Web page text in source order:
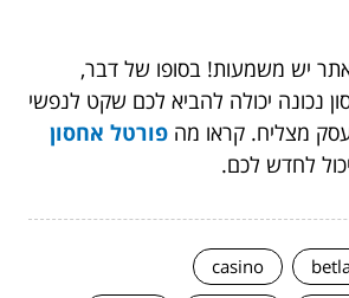
יש משמעות! בסופו של דבר,
נכונה יכולה להביא לכם שקט לנפשי
מצליח. קראו מה פורטל אחסון
יכול לחדש לכם.
casino